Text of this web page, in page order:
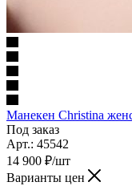
Манекен Christina
Под заказ
Арт.: 45542
14 900 ₽/шт
Варианты цен